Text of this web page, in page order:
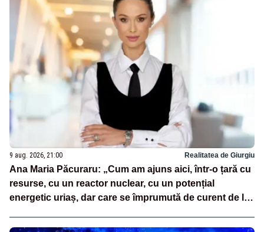
9 aug. 2026, 21:00 Realitatea de Giurgiu
Ana Maria Păcuraru: „Cum am ajuns aici, într-o țară cu
resurse, cu un reactor nuclear, cu un potențial
energetic uriaș, dar care se împrumută de curent de la